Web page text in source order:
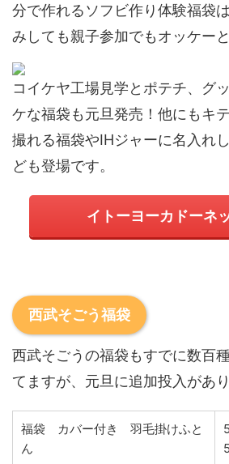
分で作れるソフビ作り体験福袋
みしても親子参加でもオッケーと
コイケヤ工場見学とポテチ、グ
ケな福袋も元旦発売！他にもキ
撮れる福袋やIHジャーに名入れ
ども登場です。
イトーヨーカドーネ
西武そごう福袋
西武そごうの福袋もすでに数百
てますが、元旦に追加投入があり
福袋 カバー付き 羽毛掛けふと
ん